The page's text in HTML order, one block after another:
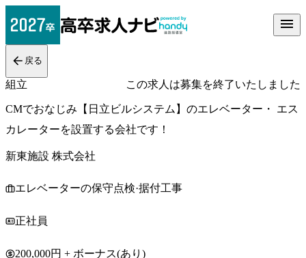
戻る
組立 この求人は募集を終了いたしました
CMでおなじみ【日立ビルシステム】のエレベーター・ エス
カレーターを設置する会社です！
新東施設 株式会社
エレベーターの保守点検·据付工事
正社員
200,000円 + ボーナス(あり)